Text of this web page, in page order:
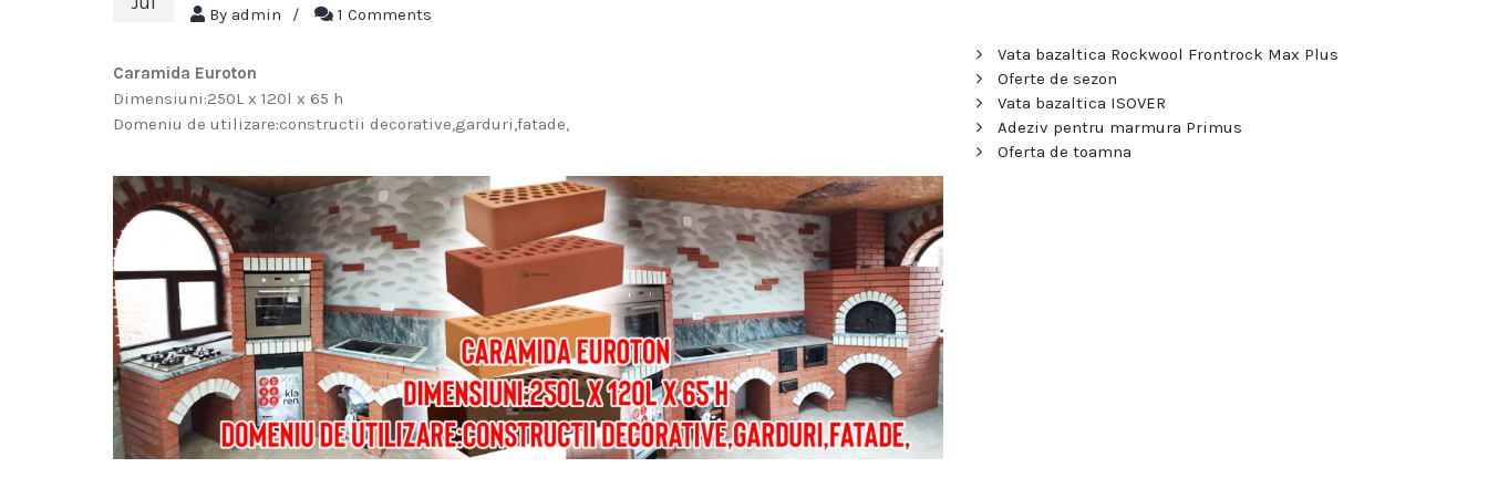
By admin / 1 Comments
Caramida Euroton
Dimensiuni:250L x 120l x 65 h
Domeniu de utilizare:constructii decorative,garduri,fatade,
Vata bazaltica Rockwool Frontrock Max Plus
Oferte de sezon
Vata bazaltica ISOVER
Adeziv pentru marmura Primus
Oferta de toamna